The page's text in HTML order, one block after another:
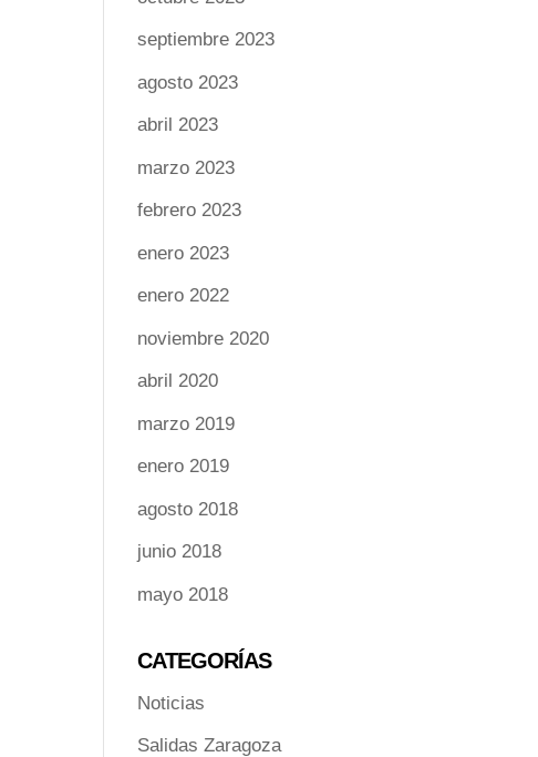
septiembre 2023
agosto 2023
abril 2023
marzo 2023
febrero 2023
enero 2023
enero 2022
noviembre 2020
abril 2020
marzo 2019
enero 2019
agosto 2018
junio 2018
mayo 2018
CATEGORÍAS
Noticias
Salidas Zaragoza